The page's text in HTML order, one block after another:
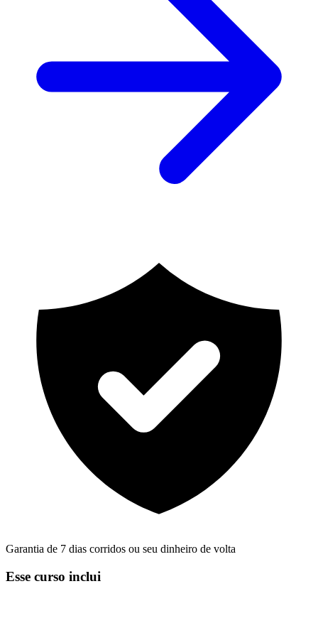
Garantia de 7 dias corridos ou seu dinheiro de volta
Esse curso inclui